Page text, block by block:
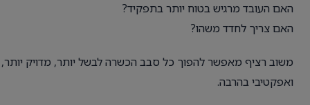
האם העובד מרגיש בטוח יותר בתפקיד?
האם צריך לחדד משהו?
משוב רציף מאפשר להפוך כל סבב הכשרה לבשל יותר, מדויק יותר,
ואפקטיבי בהרבה.